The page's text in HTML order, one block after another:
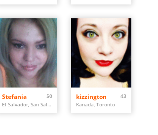
Stefania
50
El Salvador, San Salvador
kizzington
43
Kanada, Toronto